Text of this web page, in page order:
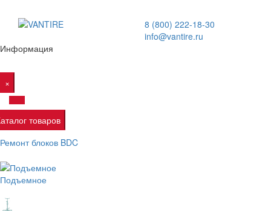
8 (800) 222-18-30
info@vantire.ru
Информация
×
товаров
Ремонт блоков BDC
Подъемное